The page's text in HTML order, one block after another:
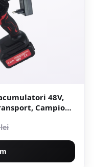
48V,
Campion